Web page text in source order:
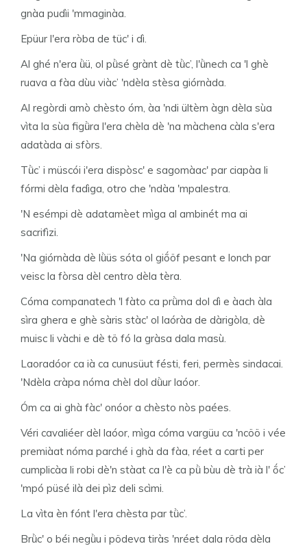
gnàa pudìi 'mmaginàa.
Epüur l'era ròba de tüc' i dì.
Al ghé n'era ǜü, ol pǜsé grànt dè tǜc’, l'ǜnech ca 'l ghè
ruava a fàa dùu viàc’ 'ndèla stèsa giórnàda.
Al regòrdi amò chèsto óm, àa 'ndi ültèm àgn dèla sùa
vìta la sùa figǜra l'era chèla dè 'na màchena càla s'era
adatàda ai sfòrs.
Tǜc’ i müscói i'era dispòsc' e sagomàac' par ciapàa li
fórmi dèla fadìga, otro che 'ndàa 'mpalestra.
'N esémpi dè adatamèet mìga al ambinét ma ai
sacrifìzi.
'Na giórnàda dè lǜüs sóta ol giṍöf pesant e lonch par
veisc la fòrsa dèl centro dèla tèra.
Cóma companatech 'l fàto ca prǜma dol dì e àach àla
sìra ghera e ghè sàris stàc' ol laóràa de dàrigòla, dè
muisc li vàchi e dè tö fó la gràsa dala masù.
Laoradóor ca ià ca cunusüut fésti, feri, permès sindacai.
'Ndèla cràpa nóma chèl dol dǜur laóor.
Óm ca ai ghà fàc' onóor a chèsto nòs paées.
Véri cavaliéer dèl laóor, mìga cóma vargüu ca 'ncöö i vée
premiàat nóma parché i ghà da fàa, réet a carti per
cumplicàa li robi dè'n stàat ca l'è ca pǜ bùu dè trà ià l' ṍc’
'mpó püsé ilà dei pìz deli scìmi.
La vìta èn fónt l'era chèsta par tǜc’.
Brǜc' o béi negǜu i pödeva tiràs 'nréet dala röda dèla